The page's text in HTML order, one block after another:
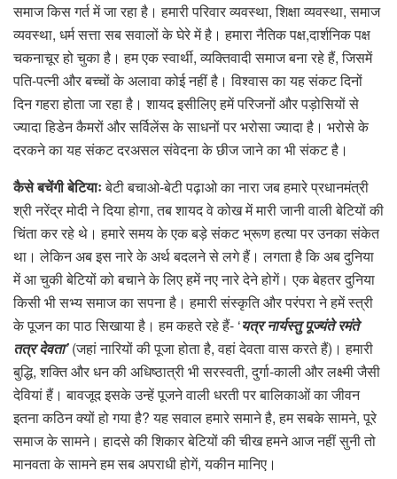
समाज किस गर्त में जा रहा है। हमारी परिवार व्यवस्था, शिक्षा व्यवस्था, समाज
व्यवस्था, धर्म सत्ता सब सवालों के घेरे में है। हमारा नैतिक पक्ष,दार्शनिक पक्ष
चकनाचूर हो चुका है। हम एक स्वार्थी, व्यक्तिवादी समाज बना रहे हैं, जिसमें
पति-पत्नी और बच्चों के अलावा कोई नहीं है। विश्वास का यह संकट दिनों
दिन गहरा होता जा रहा है। शायद इसीलिए हमें परिजनों और पड़ोसियों से
ज्यादा हिडेन कैमरों और सर्विलेंस के साधनों पर भरोसा ज्यादा है। भरोसे के
दरकने का यह संकट दरअसल संवेदना के छीज जाने का भी संकट है।
कैसे बचेंगी बेटियाःबेटी बचाओ-बेटी पढ़ाओ का नारा जब हमारे प्रधानमंत्री
श्री नरेंद्र मोदी ने दिया होगा, तब शायद वे कोख में मारी जानी वाली बेटियों की
चिंता कर रहे थे। हमारे समय के एक बड़े संकट भ्रूण हत्या पर उनका संकेत
था। लेकिन अब इस नारे के अर्थ बदलने से लगे हैं। लगता है कि अब दुनिया
में आ चुकी बेटियों को बचाने के लिए हमें नए नारे देने होगें। एक बेहतर दुनिया
किसी भी सभ्य समाज का सपना है। हमारी संस्कृति और परंपरा ने हमें स्त्री
के पूजन का पाठ सिखाया है। हम कहते रहे हैं- ‘यत्र नार्यस्तु पूज्यंते रमंते
तत्र देवता’(जहां नारियों की पूजा होता है, वहां देवता वास करते हैं)। हमारी
बुद्धि, शक्ति और धन की अधिष्ठात्री भी सरस्वती, दुर्गा-काली और लक्ष्मी जैसी
देवियां हैं। बावजूद इसके उन्हें पूजने वाली धरती पर बालिकाओं का जीवन
इतना कठिन क्यों हो गया है? यह सवाल हमारे समाने है, हम सबके सामने, पूरे
समाज के सामने। हादसे की शिकार बेटियों की चीख हमने आज नहीं सुनी तो
मानवता के सामने हम सब अपराधी होगें, यकीन मानिए।